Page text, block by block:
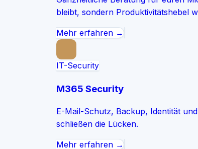
bleibt, sondern Produktivitätshebel
Mehr erfahren →
IT-Security
M365 Security
E-Mail-Schutz, Backup, Identität
schließen die Lücken.
Mehr erfahren →